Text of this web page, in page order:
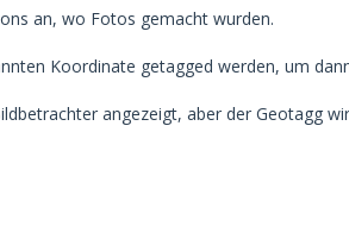
an, wo Fotos gemacht wurden.
Koordinate getagged werden, um
angezeigt, aber der Geotagg